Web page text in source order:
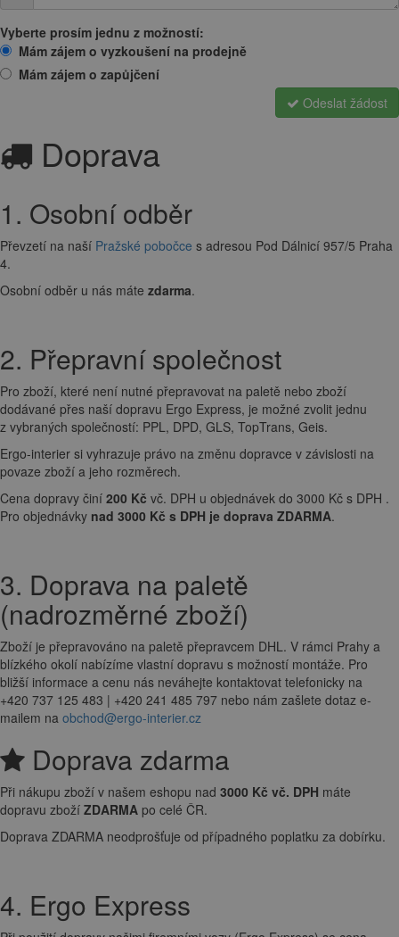
Vyberte prosím jednu z možností:
Mám zájem o vyzkoušení na prodejně
Mám zájem o zapůjčení
Odeslat žádost
Doprava
1. Osobní odběr
Převzetí na naší Pražské pobočce s adresou Pod Dálnicí 957/5 Praha
4.
Osobní odběr u nás máte zdarma.
2. Přepravní společnost
Pro zboží, které není nutné přepravovat na paletě nebo zboží
dodávané přes naší dopravu Ergo Express, je možné zvolit jednu
z vybraných společností: PPL, DPD, GLS, TopTrans, Geis.
Ergo-interier si vyhrazuje právo na změnu dopravce v závislosti na
povaze zboží a jeho rozměrech.
Cena dopravy činí 200 Kč vč. DPH u objednávek do 3000 Kč s DPH .
Pro objednávky nad 3000 Kč s DPH je doprava ZDARMA.
3. Doprava na paletě
(nadrozměrné zboží)
Zboží je přepravováno na paletě přepravcem DHL. V rámci Prahy a
blízkého okolí nabízíme vlastní dopravu s možností montáže. Pro
bližší informace a cenu nás neváhejte kontaktovat telefonicky na
+420 737 125 483 | +420 241 485 797 nebo nám zašlete dotaz e-
mailem na obchod@ergo-interier.cz
Doprava zdarma
Při nákupu zboží v našem eshopu nad 3000 Kč vč. DPH máte
dopravu zboží ZDARMA po celé ČR.
Doprava ZDARMA neodprošťuje od případného poplatku za dobírku.
4. Ergo Express